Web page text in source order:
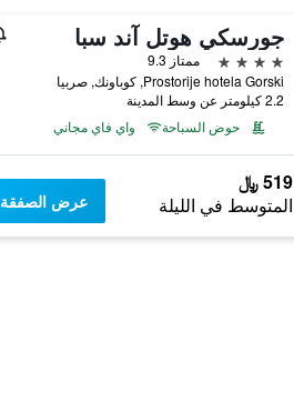
جورسكي هوتل آند سبا
4 نجوم
ممتاز 9.3
Prostorije hotela Gorski, كوباونك, صربيا
2.2 كيلومتر عن وسط المدينة
حوض السباحة
واي فاي مجاني
519 ﷼
المتوسط في الليلة عرض الصفقة